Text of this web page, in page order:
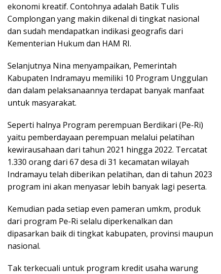
ekonomi kreatif. Contohnya adalah Batik Tulis
Complongan yang makin dikenal di tingkat nasional
dan sudah mendapatkan indikasi geografis dari
Kementerian Hukum dan HAM RI.
Selanjutnya Nina menyampaikan, Pemerintah
Kabupaten Indramayu memiliki 10 Program Unggulan
dan dalam pelaksanaannya terdapat banyak manfaat
untuk masyarakat.
Seperti halnya Program perempuan Berdikari (Pe-Ri)
yaitu pemberdayaan perempuan melalui pelatihan
kewirausahaan dari tahun 2021 hingga 2022. Tercatat
1.330 orang dari 67 desa di 31 kecamatan wilayah
Indramayu telah diberikan pelatihan, dan di tahun 2023
program ini akan menyasar lebih banyak lagi peserta.
Kemudian pada setiap even pameran umkm, produk
dari program Pe-Ri selalu diperkenalkan dan
dipasarkan baik di tingkat kabupaten, provinsi maupun
nasional.
Tak terkecuali untuk program kredit usaha warung